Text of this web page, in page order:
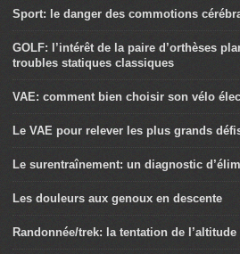
Sport: le danger des commotions
GOLF: l’intérêt de la paire d’orthèses
troubles statiques classiques
VAE: comment bien choisir son vélo
Le VAE pour relever les plus grands
Le surentraînement: un diagnostic
Les douleurs aux genoux en descente
Randonnée/trek: la tentation de l’altitude